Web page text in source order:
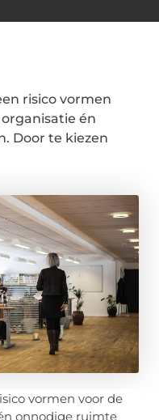
risico vormen
én
Door te kiezen
vormen voor de
onnodige ruimte